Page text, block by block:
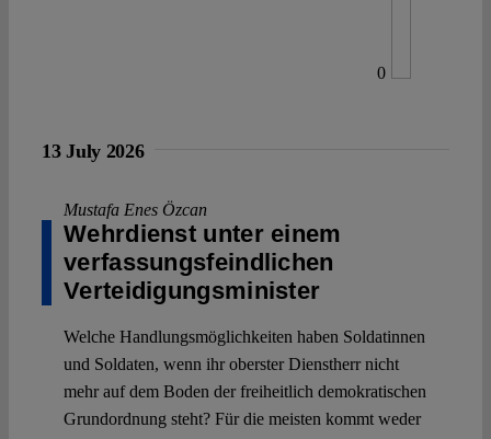
0
13 July 2026
Mustafa Enes Özcan
Wehrdienst unter einem
verfassungsfeindlichen
Verteidigungsminister
Welche Handlungsmöglichkeiten haben Soldatinnen
und Soldaten, wenn ihr oberster Dienstherr nicht
mehr auf dem Boden der freiheitlich demokratischen
Grundordnung steht? Für die meisten kommt weder